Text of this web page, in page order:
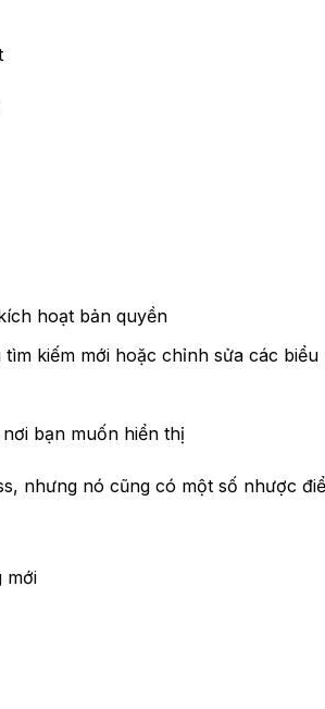
hoạt bản quyền
kiếm mới hoặc chỉnh sửa các biểu
bạn muốn hiển thị
nhưng nó cũng có một số nhược
mới